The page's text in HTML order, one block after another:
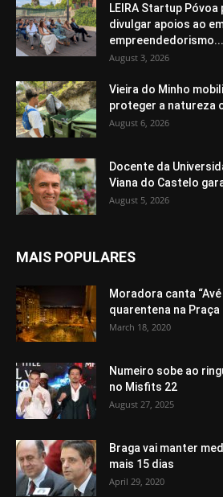
LEIRA Startup
divulgar apoios ao
empreendedorismo...
August 3, 2026
Vieira do Minho
proteger a natureza
August 6, 2026
Docente da
Viana do Castelo
August 5, 2026
MAIS POPULARES
Moradora canta
quarentena na Praça
March 18, 2020
Numeiro sobe ao
no Misfits 22
August 27, 2025
Braga vai manter
mais 15 dias
April 29, 2020